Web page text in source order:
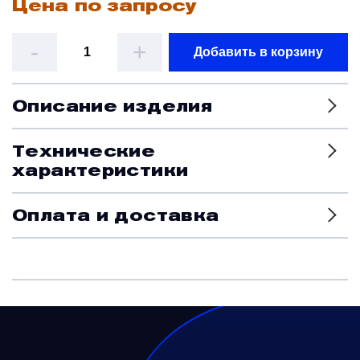
Цена по запросу
- + Добавить в корзину
Описание изделия
Технические
характеристики
Оплата и доставка
Краны и клапаны
Наземное вспомогательное оборудование